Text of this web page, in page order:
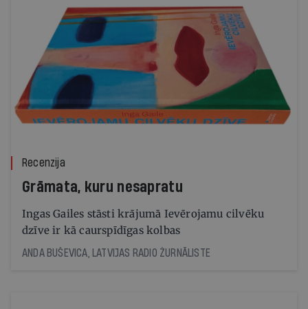
Recenzija
Grāmata, kuru nesapratu
Ingas Gailes stāsti krājumā Ievērojamu cilvēku
dzīve ir kā caurspīdīgas kolbas
ANDA BUŠEVICA, LATVIJAS RADIO ŽURNĀLISTE